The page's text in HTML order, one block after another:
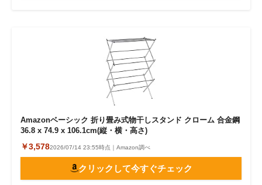
Amazonベーシック 折り畳み式物干しスタンド クローム 合金鋼
36.8 x 74.9 x 106.1cm(縦・横・高さ)
￥3,5782026/07/14 23:55時点｜Amazon調べ
クリックして今すぐチェック